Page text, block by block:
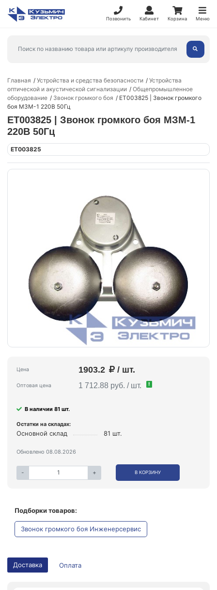
Позвонить Кабинет Корзина Меню
Главная Устройства и средства безопасности
Устройства
оптической и акустической сигнализации
Общепромышленное
оборудование
Звонок громкого боя
ET003825 | Звонок громкого
боя МЗМ-1 220В 50Гц
ET003825 | Звонок громкого боя МЗМ-1
220В 50Гц
ET003825
Цена 1903.2 / шт.
Оптовая цена 1 712.88 руб. / шт. !
В наличии 81 шт.
Остатки на складах:
Основной склад 81 шт.
Обновлено 08.08.2026
- + В КОРЗИНУ
Подборки товаров:
Звонок громкого боя Инженерсервис
Доставка Оплата